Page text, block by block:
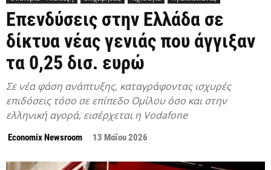
Επενδύσεις στην Ελλάδα σε
δίκτυα νέας γενιάς που άγγιξαν
τα 0,25 δισ. ευρώ
Σε νέα φάση ανάπτυξης, καταγράφοντας ισχυρές
επιδόσεις τόσο σε επίπεδο Ομίλου όσο και στην
ελληνική αγορά, εισέρχεται η Vodafone
Economix Newsroom 13 Μαΐου 2026